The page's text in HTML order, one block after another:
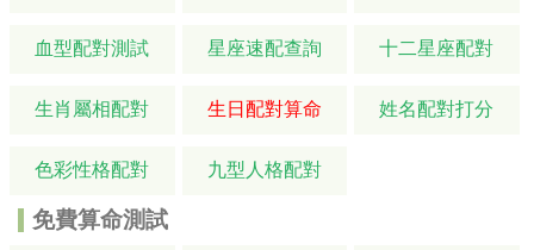
血型配對測試 星座速配查詢 十二星座配對
生肖屬相配對 生日配對算命 姓名配對打分
色彩性格配對 九型人格配對
免費算命測試